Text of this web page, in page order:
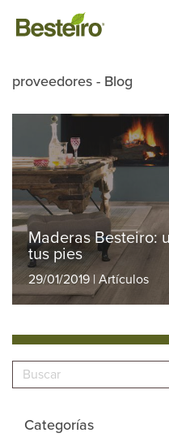
proveedores - Blog
Maderas Besteiro:
tus pies
29/01/2019 | Artículos
Categorías